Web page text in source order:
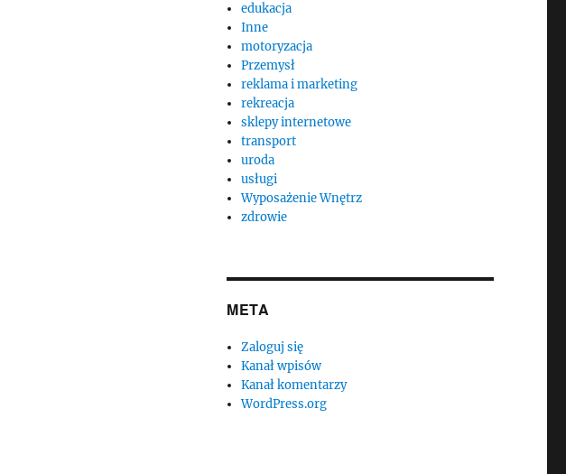
edukacja
Inne
motoryzacja
Przemysł
reklama i marketing
rekreacja
sklepy internetowe
transport
uroda
usługi
Wyposażenie Wnętrz
zdrowie
META
Zaloguj się
Kanał wpisów
Kanał komentarzy
WordPress.org